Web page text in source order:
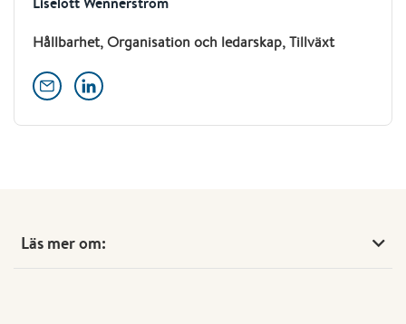
Hållbarhet, Organisation och ledarskap, Tillväxt
Läs mer om: